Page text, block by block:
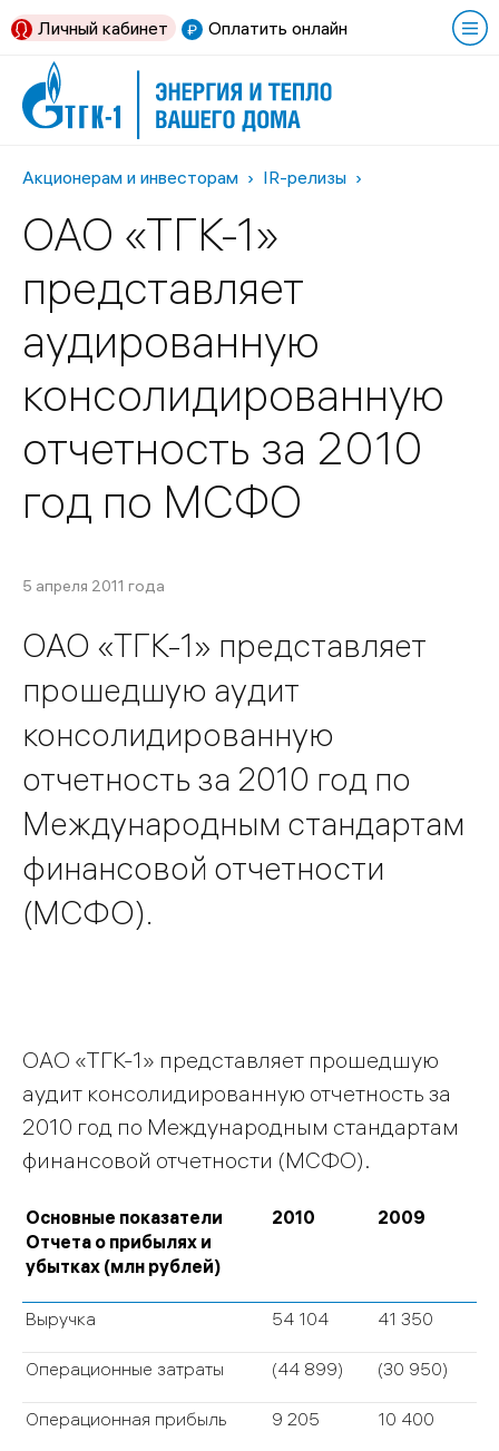
Оплатить онлайн
Личный кабинет
Акционерам и инвесторам IR-релизы
ОАО «ТГК-1»
представляет
аудированную
консолидированную
отчетность за 2010
год по МСФО
5 апреля 2011 года
ОАО «ТГК-1» представляет
прошедшую аудит
консолидированную
отчетность за 2010 год по
Международным стандартам
финансовой отчетности
(МСФО).
ОАО «ТГК-1» представляет прошедшую
аудит консолидированную отчетность за
2010 год по Международным стандартам
финансовой отчетности (МСФО).
Основные показатели
Отчета о прибылях и
убытках (млн рублей)
2010 2009
Выручка 54 104 41 350
Операционные затраты (44 899) (30 950)
Операционная прибыль 9 205 10 400